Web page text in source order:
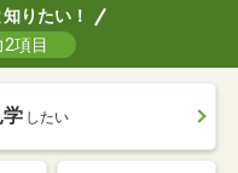
りたい！
項目
したい